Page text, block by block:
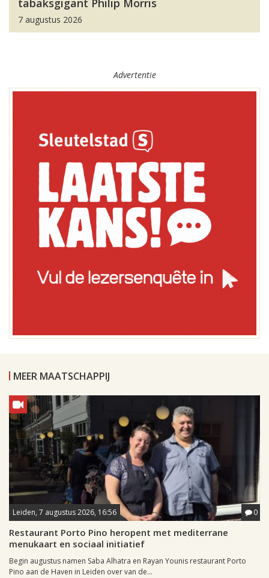
tabaksgigant Philip Morris
7 augustus 2026
Advertentie
MEER MAATSCHAPPIJ
Leiden, 7 augustus 2026, 16:56 0
Restaurant Porto Pino heropent met mediterrane
menukaart en sociaal initiatief
Begin augustus namen Saba Alhatra en Rayan Younis restaurant Porto
Pino aan de Haven in Leiden over van de...